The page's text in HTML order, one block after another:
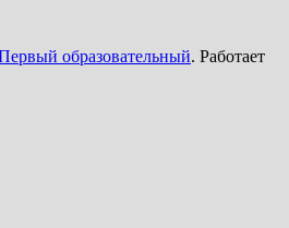
образовательный. Работает